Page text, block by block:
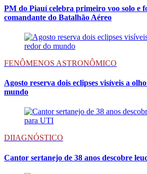
PM do Piauí celebra primeiro voo solo e
comandante do Batalhão Aéreo
FENÔMENOS ASTRONÔMICO
Agosto reserva dois eclipses visíveis a
mundo
DIIAGNÓSTICO
Cantor sertanejo de 38 anos descobre